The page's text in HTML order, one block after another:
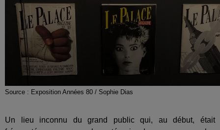
Source : Exposition Années 80 / Sophie Dias
Un lieu inconnu du grand public qui, au début, était